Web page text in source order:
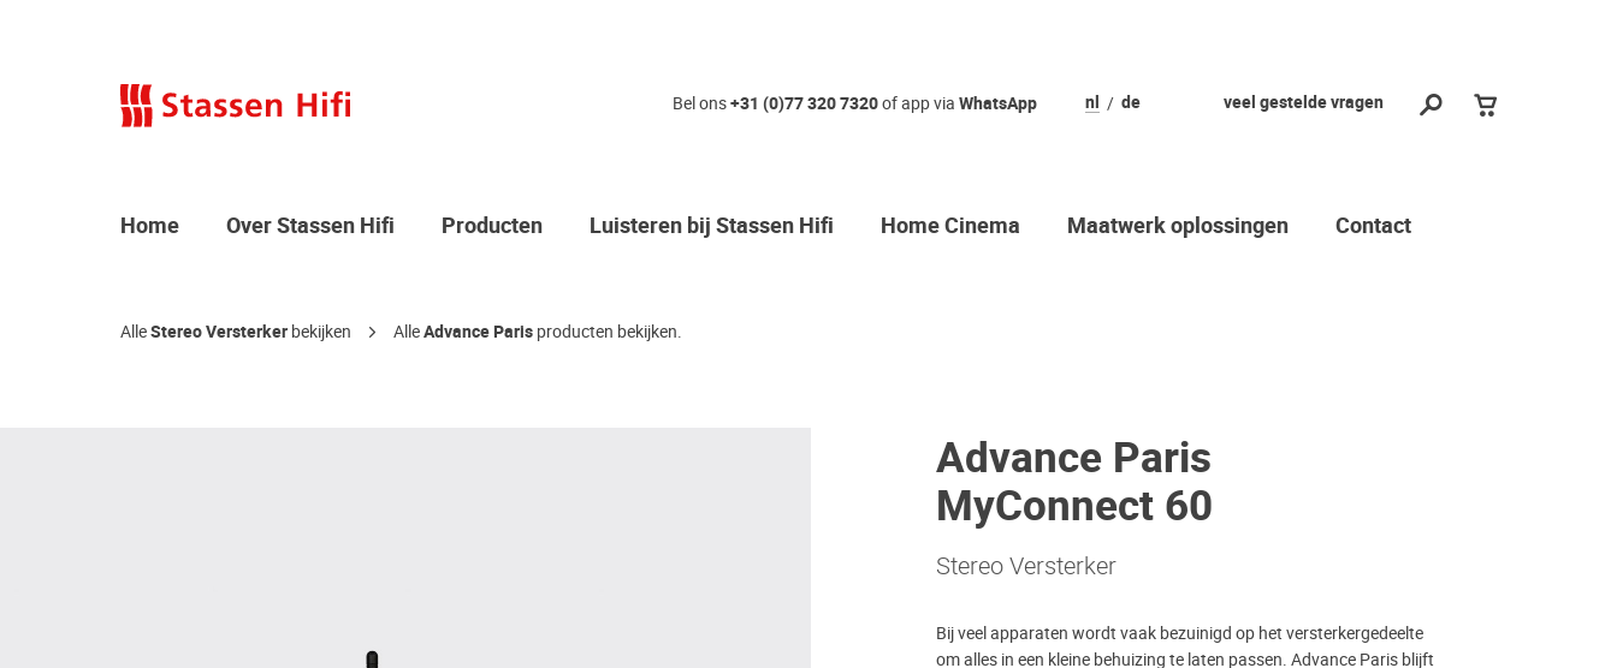
veel gestelde vragen
nl de
Bel ons+31 (0)77 320 7320of app via WhatsApp
Home Over Stassen Hifi Producten Luisteren bij Stassen Hifi Home Cinema Maatwerk oplossingen Contact
AlleStereo Versterker bekijken AlleAdvance Paris producten bekijken.
Advance Paris
MyConnect 60
Stereo Versterker
Bij veel apparaten wordt vaak bezuinigd op het versterkergedeelte
om alles in een kleine behuizing te laten passen. Advance Paris blijft